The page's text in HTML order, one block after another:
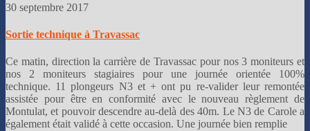
30 septembre 2017
Sortie technique à Travassac
Ce matin, direction la carrière de Travassac pour nos 3 moniteurs et
nos 2 moniteurs stagiaires pour une journée orientée 100%
technique. 11 plongeurs N3 et + ont pu re-valider leur remontée
assistée pour être en conformité avec le nouveau règlement de
Montulat, et pouvoir descendre au-delà des 40m. Le N3 de Carole a
également était validé à cette occasion. Une journée bien remplie